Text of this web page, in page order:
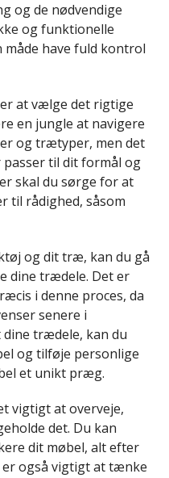
og de nødvendige
og funktionelle
have fuld kontrol
at vælge det rigtige
en jungle at navigere
og trætyper, men det
til dit formål og
skal du sørge for at
til rådighed, såsom
og dit træ, kan du gå
dine trædele. Det er
i denne proces, da
senere i
dine trædele, kan du
og tilføje personlige
et unikt præg.
vigtigt at overveje,
det. Du kan
dit møbel, alt efter
også vigtigt at tænke